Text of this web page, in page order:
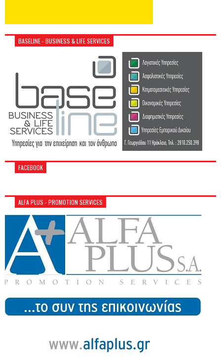
BASELINE - BUSINESS & LIFE SERVICES
FACEBOOK
ALFA PLUS - PROMOTION SERVICES